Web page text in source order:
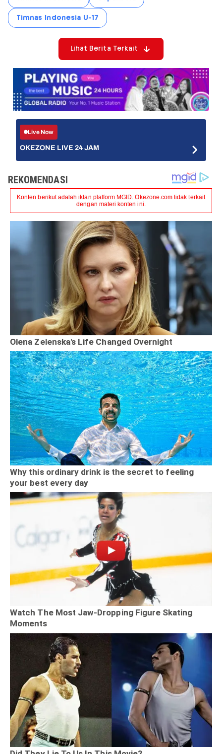
Timnas Indonesia U-17
Lihat Berita Terkait
Live Now
OKEZONE LIVE 24 JAM